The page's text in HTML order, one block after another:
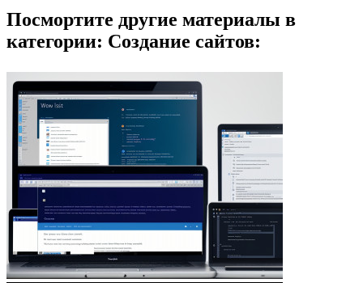
Посмортите другие материалы в
категории: Создание сайтов: